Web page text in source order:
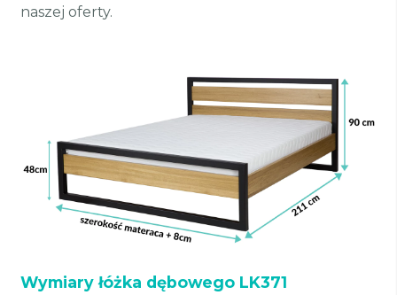
naszej oferty.
Wymiary łóżka dębowego LK371